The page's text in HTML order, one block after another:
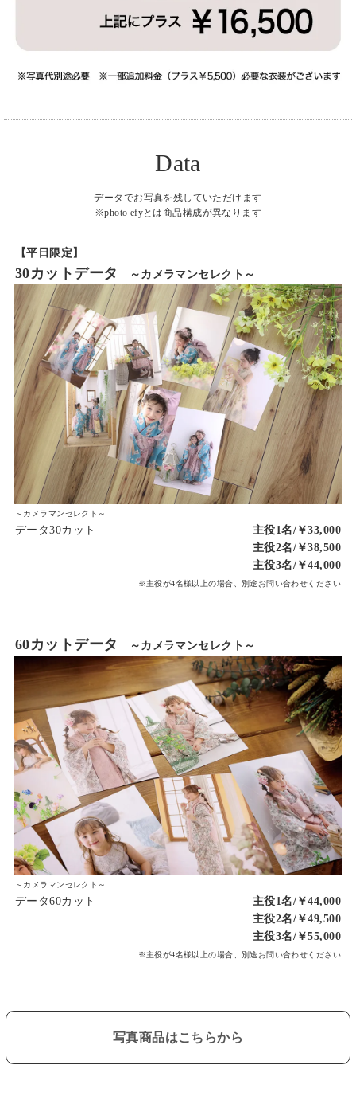
Data
データでお写真を残していただけます
※photo efyとは商品構成が異なります
【平日限定】
30カットデータ ～カメラマンセレクト～
～カメラマンセレクト～
データ30カット
主役1名/￥33,000
主役2名/￥38,500
主役3名/￥44,000
※主役が4名様以上の場合、別途お問い合わせください
60カットデータ ～カメラマンセレクト～
～カメラマンセレクト～
データ60カット
主役1名/￥44,000
主役2名/￥49,500
主役3名/￥55,000
※主役が4名様以上の場合、別途お問い合わせください
写真商品はこちらから